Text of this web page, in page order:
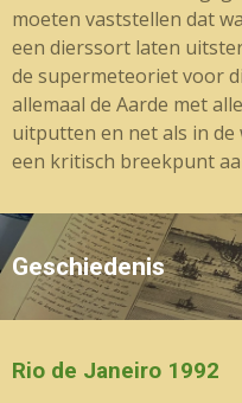
moeten vaststellen dat
een dierssort laten
de supermeteoriet voor
allemaal de Aarde met
uitputten en net als in
een kritisch breekpunt
Geschiedenis
Rio de Janeiro 1992